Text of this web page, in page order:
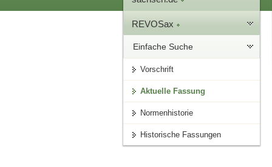
REVOSax
Einfache Suche
Vorschrift
Aktuelle Fassung
Normenhistorie
Historische Fassungen